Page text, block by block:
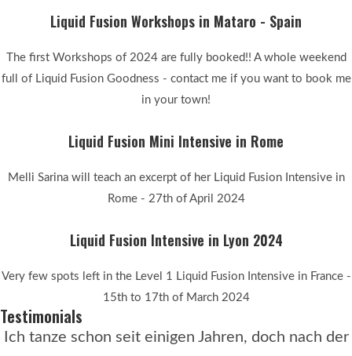
Liquid Fusion Workshops in Mataro - Spain
The first Workshops of 2024 are fully booked!! A whole weekend
full of Liquid Fusion Goodness - contact me if you want to book me
in your town!
Liquid Fusion Mini Intensive in Rome
Melli Sarina will teach an excerpt of her Liquid Fusion Intensive in
Rome - 27th of April 2024
Liquid Fusion Intensive in Lyon 2024
Very few spots left in the Level 1 Liquid Fusion Intensive in France -
15th to 17th of March 2024
Testimonials
Ich tanze schon seit einigen Jahren, doch nach der